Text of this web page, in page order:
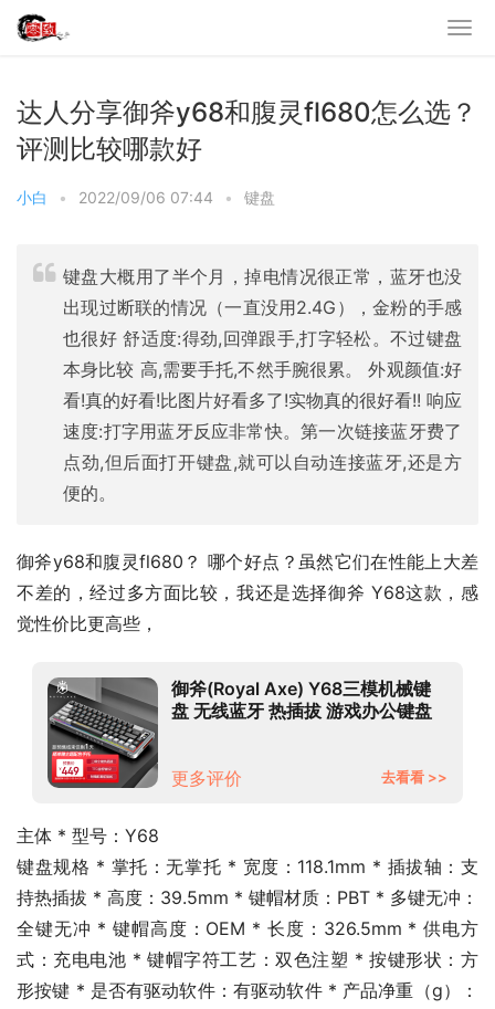
达人分享御斧y68和腹灵fl680怎么选？
评测比较哪款好
小白 • 2022/09/06 07:44 • 键盘
键盘大概用了半个月，掉电情况很正常，蓝牙也没
出现过断联的情况（一直没用2.4G），金粉的手感
也很好 舒适度:得劲,回弹跟手,打字轻松。不过键盘
本身比较 高,需要手托,不然手腕很累。 外观颜值:好
看!真的好看!比图片好看多了!实物真的很好看!! 响应
速度:打字用蓝牙反应非常快。第一次链接蓝牙费了
点劲,但后面打开键盘,就可以自动连接蓝牙,还是方
便的。
御斧y68和腹灵fl680？ 哪个好点？虽然它们在性能上大差
不差的，经过多方面比较，我还是选择御斧 Y68这款，感
觉性价比更高些，
御斧(Royal Axe) Y68三模机械键
盘 无线蓝牙 热插拔 游戏办公键盘
更多评价
去看看 >>
主体 * 型号：Y68
键盘规格 * 掌托：无掌托 * 宽度：118.1mm * 插拔轴：支
持热插拔 * 高度：39.5mm * 键帽材质：PBT * 多键无冲：
全键无冲 * 键帽高度：OEM * 长度：326.5mm * 供电方
式：充电电池 * 键帽字符工艺：双色注塑 * 按键形状：方
形按键 * 是否有驱动软件：有驱动软件 * 产品净重（g）：